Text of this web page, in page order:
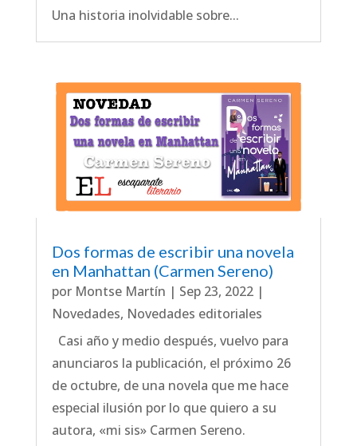
Una historia inolvidable sobre...
Dos formas de escribir una novela
en Manhattan (Carmen Sereno)
por Montse Martín | Sep 23, 2022|
Novedades, Novedades editoriales
Casi año y medio después, vuelvo para
anunciaros la publicación, el próximo 26
de octubre, de una novela que me hace
especial ilusión por lo que quiero a su
autora, «mi sis» Carmen Sereno.